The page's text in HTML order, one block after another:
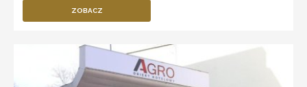
ZOBACZ